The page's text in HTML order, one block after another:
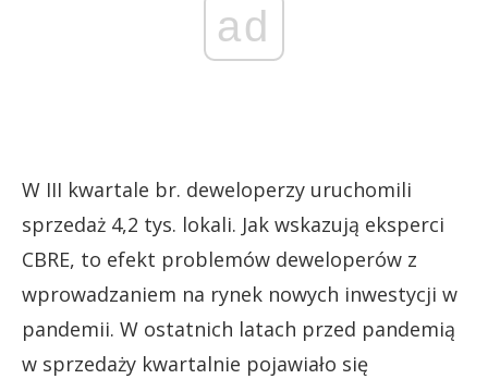
ad
W III kwartale br. deweloperzy uruchomili
sprzedaż 4,2 tys. lokali. Jak wskazują eksperci
CBRE, to efekt problemów deweloperów z
wprowadzaniem na rynek nowych inwestycji w
pandemii. W ostatnich latach przed pandemią
w sprzedaży kwartalnie pojawiało się